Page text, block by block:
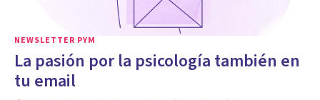
NEWSLETTER PYM
La pasión por la psicología también en
tu email